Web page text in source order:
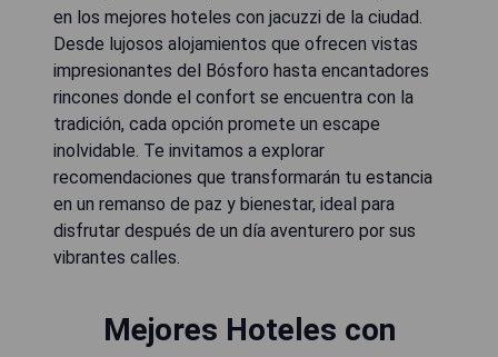
en los mejores hoteles con jacuzzi de la ciudad.
Desde lujosos alojamientos que ofrecen vistas
impresionantes del Bósforo hasta encantadores
rincones donde el confort se encuentra con la
tradición, cada opción promete un escape
inolvidable. Te invitamos a explorar
recomendaciones que transformarán tu estancia
en un remanso de paz y bienestar, ideal para
disfrutar después de un día aventurero por sus
vibrantes calles.
Mejores Hoteles con